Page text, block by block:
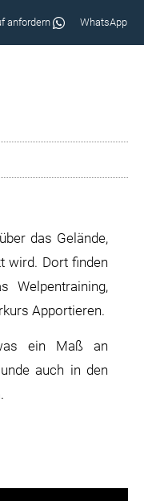
anfordern WhatsApp
das Gelände,
wird. Dort finden
Welpentraining,
Apportieren.
ein Maß an
auch in den